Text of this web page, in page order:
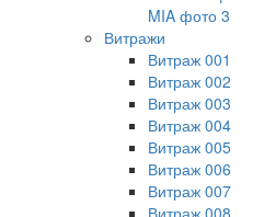
MIA фото 3
Витражи
Витраж 001
Витраж 002
Витраж 003
Витраж 004
Витраж 005
Витраж 006
Витраж 007